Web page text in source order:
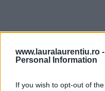
www.lauralaurentiu.ro -
Personal Information
If you wish to opt-out of